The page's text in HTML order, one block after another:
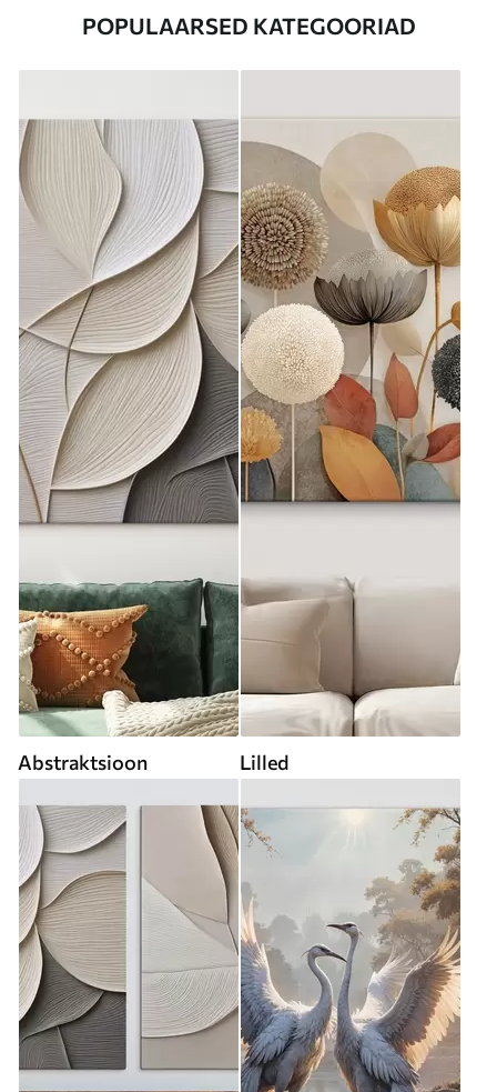
POPULAARSED KATEGOORIAD
Abstraktsioon Lilled